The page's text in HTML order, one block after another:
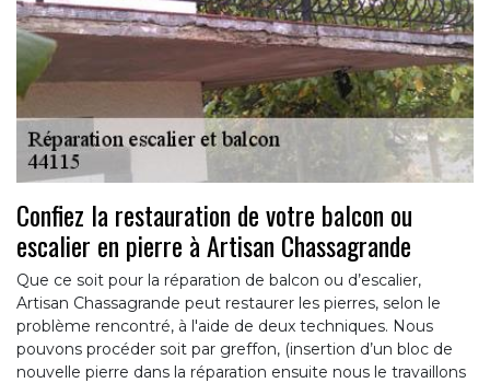
Confiez la restauration de votre balcon ou
escalier en pierre à Artisan Chassagrande
Que ce soit pour la réparation de balcon ou d’escalier,
Artisan Chassagrande peut restaurer les pierres, selon le
problème rencontré, à l'aide de deux techniques. Nous
pouvons procéder soit par greffon, (insertion d’un bloc de
nouvelle pierre dans la réparation ensuite nous le travaillons